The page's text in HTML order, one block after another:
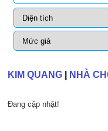
KIM QUANG NHÀ
Đang cập nhật!